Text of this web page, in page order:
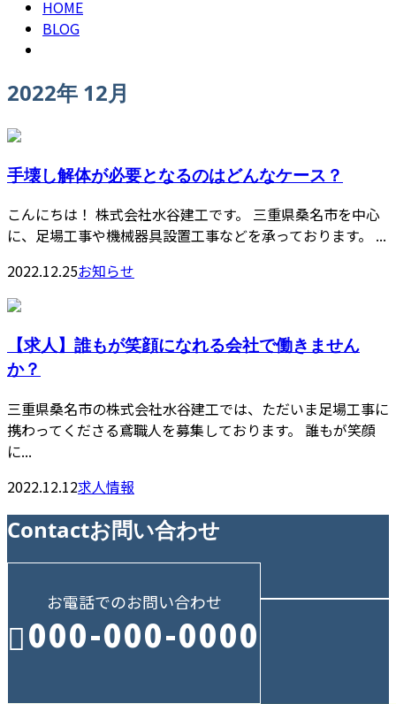
HOME
BLOG
2022年 12月
手壊し解体が必要となるのはどんなケース？
こんにちは！ 株式会社水谷建工です。 三重県桑名市を中心
に、足場工事や機械器具設置工事などを承っております。 ...
2022.12.25お知らせ
【求人】誰もが笑顔になれる会社で働きません
か？
三重県桑名市の株式会社水谷建工では、ただいま足場工事に
携わってくださる鳶職人を募集しております。 誰もが笑顔
に...
2022.12.12求人情報
Contactお問い合わせ
お電話でのお問い合わせ
000-000-0000